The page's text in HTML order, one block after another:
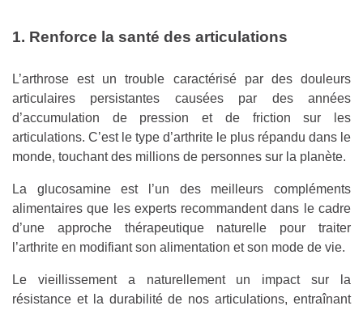
1. Renforce la santé des articulations
L’arthrose est un trouble caractérisé par des douleurs
articulaires persistantes causées par des années
d’accumulation de pression et de friction sur les
articulations. C’est le type d’arthrite le plus répandu dans le
monde, touchant des millions de personnes sur la planète.
La glucosamine est l’un des meilleurs compléments
alimentaires que les experts recommandent dans le cadre
d’une approche thérapeutique naturelle pour traiter
l’arthrite en modifiant son alimentation et son mode de vie.
Le vieillissement a naturellement un impact sur la
résistance et la durabilité de nos articulations, entraînant